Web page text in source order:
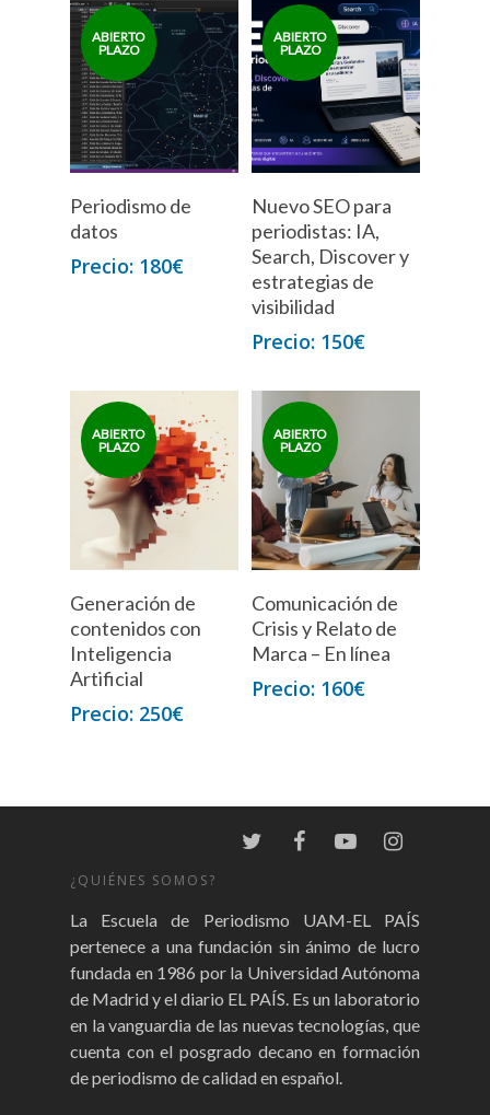
Periodismo de
datos
180€
Nuevo SEO para
periodistas: IA,
Search, Discover y
estrategias de
visibilidad
150€
Generación de
contenidos con
Inteligencia
Artificial
250€
Comunicación de
Crisis y Relato de
Marca – En línea
160€
¿QUIÉNES SOMOS?
La Escuela de Periodismo UAM-EL PAÍS
pertenece a una fundación sin ánimo de lucro
fundada en 1986 por la Universidad Autónoma
de Madrid y el diario EL PAÍS. Es un laboratorio
en la vanguardia de las nuevas tecnologías, que
cuenta con el posgrado decano en formación
de periodismo de calidad en español.